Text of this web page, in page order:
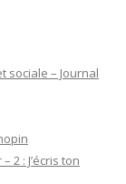
sociale – Journal
2 : J’écris ton